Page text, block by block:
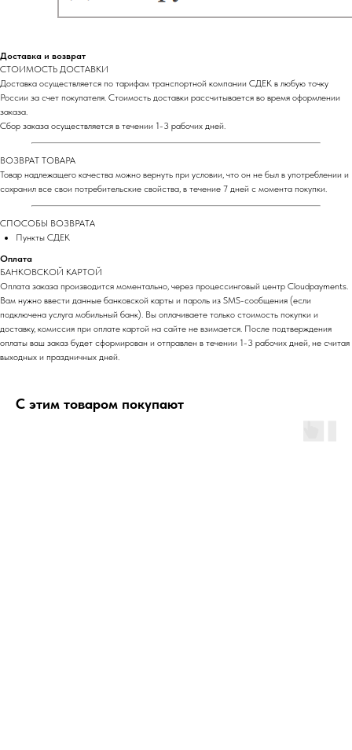
Доставка и возврат
СТОИМОСТЬ ДОСТАВКИ
Доставка осуществляется по тарифам транспортной компании СДЕК в любую точку
России за счет покупателя. Стоимость доставки рассчитывается во время оформлении
заказа.
Сбор заказа осуществляется в течении 1-3 рабочих дней.
ВОЗВРАТ ТОВАРА
Товар надлежащего качества можно вернуть при условии, что он не был в употреблении и
сохранил все свои потребительские свойства, в течение 7 дней с момента покупки.
СПОСОБЫ ВОЗВРАТА
Пункты СДЕК
Оплата
БАНКОВСКОЙ КАРТОЙ
Оплата заказа производится моментально, через процессинговый центр Cloudpayments.
Вам нужно ввести данные банковской карты и пароль из SMS-сообщения (если
подключена услуга мобильный банк). Вы оплачиваете только стоимость покупки и
доставку, комиссия при оплате картой на сайте не взимается. После подтверждения
оплаты ваш заказ будет сформирован и отправлен в течении 1-3 рабочих дней, не считая
выходных и праздничных дней.
С этим товаром покупают